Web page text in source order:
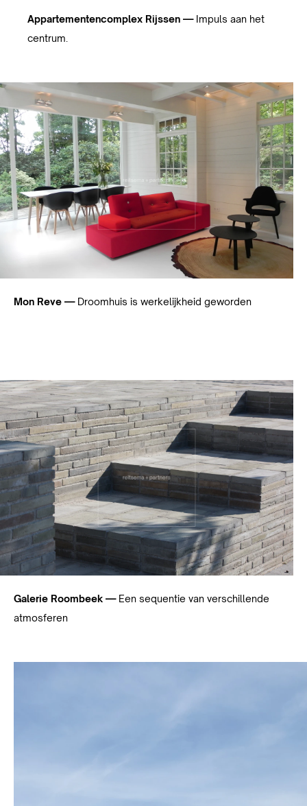
Appartementencomplex Rijssen —Impuls aan het
centrum.
Mon Reve —Droomhuis is werkelijkheid geworden
Galerie Roombeek —Een sequentie van verschillende
atmosferen